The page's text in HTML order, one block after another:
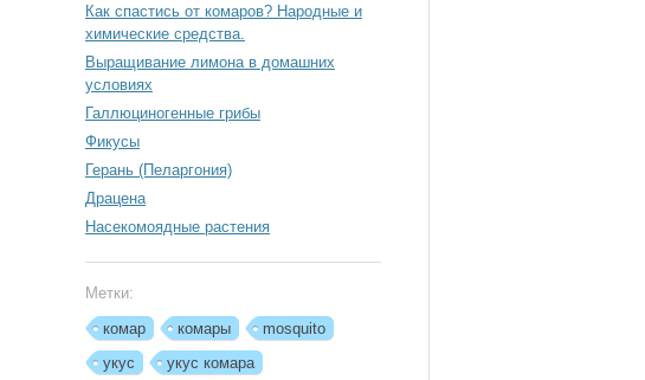
Как спастись от комаров? Народные и
химические средства.
Выращивание лимона в домашних
условиях
Галлюциногенные грибы
Фикусы
Герань (Пеларгония)
Драцена
Насекомоядные растения
Метки:
комар
комары
mosquito
укус
укус комара